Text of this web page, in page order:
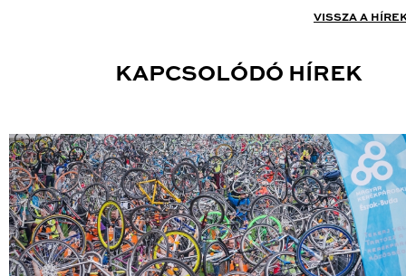
VISSZA A
KAPCSOLÓDÓ HÍREK